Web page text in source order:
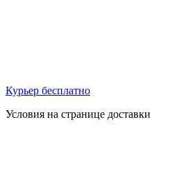
Курьер бесплатно
Условия на странице доставки